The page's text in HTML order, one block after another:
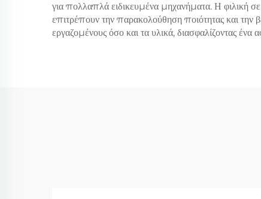
για πολλαπλά ειδικευμένα μηχανήματα. Η φιλική σε
επιτρέπουν την παρακολούθηση ποιότητας και την
εργαζομένους όσο και τα υλικά, διασφαλίζοντας